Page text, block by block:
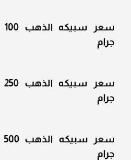
سعر سبيكه الذهب 100
جرام
سعر سبيكه الذهب 250
جرام
سعر سبيكه الذهب 500
جرام